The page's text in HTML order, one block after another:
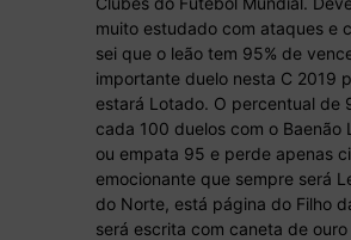
muito estudado com ataques e
sei que o leão tem 95% de
importante duelo nesta C 2019
estará Lotado. O percentual de
cada 100 duelos com o Baenão
ou empata 95 e perde apenas
emocionante que sempre será
do Norte, está página do Filho
será escrita com caneta de ouro